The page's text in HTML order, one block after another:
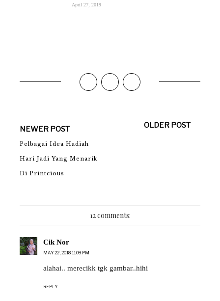
April 27, 2019
NEWER POST
Pelbagai Idea Hadiah
Hari Jadi Yang Menarik
Di Printcious
OLDER POST
12 comments:
Cik Nor
MAY 22, 2018 11:09 PM
alahai.. merecikk tgk gambar..hihi
REPLY